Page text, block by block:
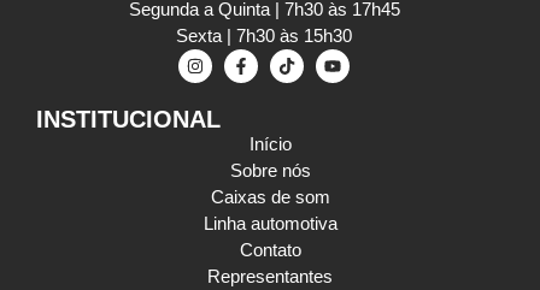
Segunda a Quinta | 7h30 às 17h45
Sexta | 7h30 às 15h30
INSTITUCIONAL
Início
Sobre nós
Caixas de som
Linha automotiva
Contato
Representantes